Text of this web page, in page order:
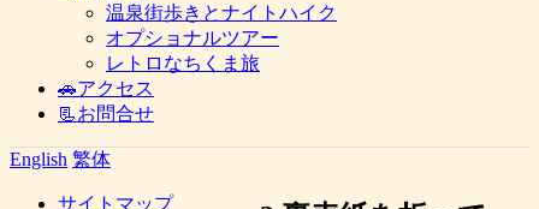
温泉街歩きとナイトハイク
オプショナルツアー
レトロなちくま旅
🚗アクセス
📃お問合せ
English 繁体
サイトマップ